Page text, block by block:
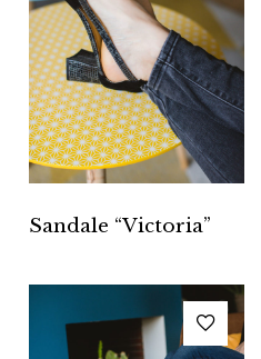
Sandale “Victoria”